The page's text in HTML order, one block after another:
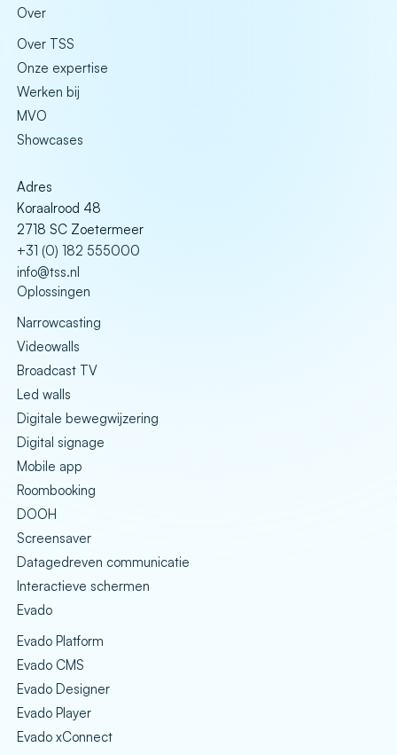
Over
Over TSS
Onze expertise
Werken bij
MVO
Showcases
Adres
Koraalrood 48
2718 SC Zoetermeer
+31 (0) 182 555000
info@tss.nl
Oplossingen
Narrowcasting
Videowalls
Broadcast TV
Led walls
Digitale bewegwijzering
Digital signage
Mobile app
Roombooking
DOOH
Screensaver
Datagedreven communicatie
Interactieve schermen
Evado
Evado Platform
Evado CMS
Evado Designer
Evado Player
Evado xConnect